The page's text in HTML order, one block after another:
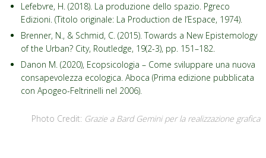
Lefebvre, H. (2018). La produzione dello spazio. Pgreco
Edizioni. (Titolo originale: La Production de l’Espace, 1974).
Brenner, N., & Schmid, C. (2015). Towards a New Epistemology
of the Urban? City, Routledge, 19(2-3), pp. 151–182.
Danon M. (2020), Ecopsicologia – Come sviluppare una nuova
consapevolezza ecologica. Aboca (Prima edizione pubblicata
con Apogeo-Feltrinelli nel 2006).
Photo Credit: Grazie a Bard Gemini per la realizzazione grafica